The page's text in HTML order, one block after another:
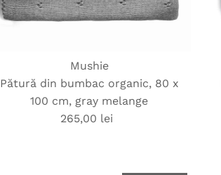
Mushie
Pătură din bumbac organic, 80 x
100 cm, gray melange
Preț
265,00 lei